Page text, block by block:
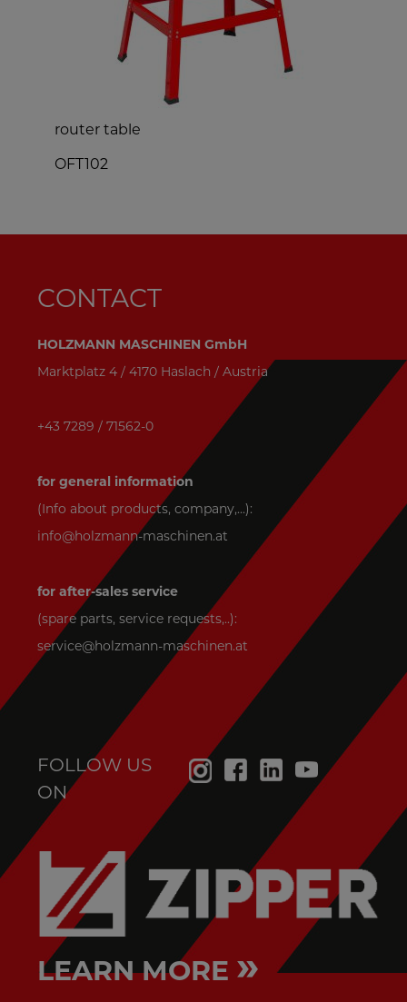
router table
OFT102
CONTACT
HOLZMANN MASCHINEN GmbH
Marktplatz 4 / 4170 Haslach / Austria
+43 7289 / 71562-0
for general information
(Info about products, company,...):
info@holzmann-maschinen.at
for after-sales service
(spare parts, service requests,..):
service@holzmann-maschinen.at
FOLLOW US
ON
LEARN MORE »